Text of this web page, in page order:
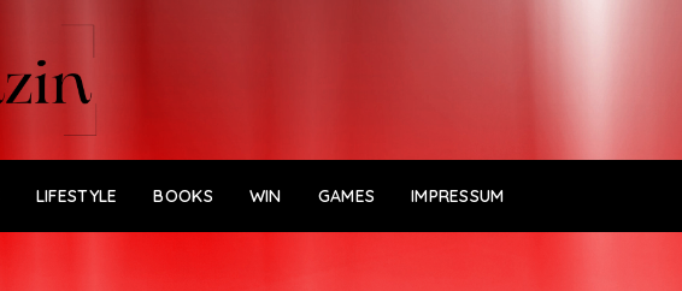
LIFESTYLE BOOKS WIN GAMES IMPRESSUM